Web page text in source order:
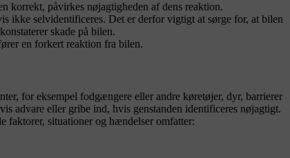
korrekt, påvirkes nøjagtigheden af dens reaktion.
ikke selvidentificeres. Det er derfor vigtigt at sørge for, at bilen
skade på bilen.
en forkert reaktion fra bilen.
for eksempel fodgængere eller andre køretøjer, dyr, barrierer
advare eller gribe ind, hvis genstanden identificeres nøjagtigt.
faktorer, situationer og hændelser omfatter: